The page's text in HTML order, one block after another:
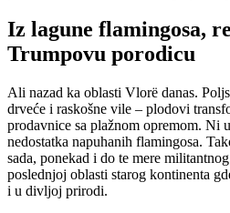
Iz lagune flamingosa,
Trumpovu porodicu
Ali nazad ka oblasti Vlorë danas.
drveće i raskošne vile – plodovi
prodavnice sa plažnom opremom. Ni
nedostatka napuhanih flamingosa.
sada, ponekad i do te mere
poslednjoj oblasti starog kontinenta
i u divljoj prirodi.